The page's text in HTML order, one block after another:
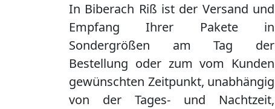
In Biberach Riß ist der Versand und
Empfang Ihrer Pakete in
Sondergrößen am Tag der
Bestellung oder zum vom Kunden
gewünschten Zeitpunkt, unabhängig
von der Tages- und Nachtzeit,